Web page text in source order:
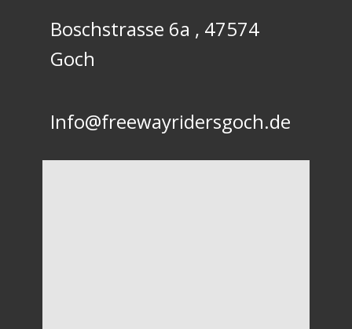
Boschstrasse 6a , 47574
Goch
Info@freewayridersgoch.de